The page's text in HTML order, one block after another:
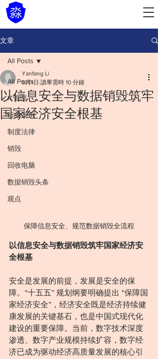
文章
All Posts
IT管理
行业案例
制度法律
销毁
回收电脑
数据销毁头条
观点
All Posts
以信息安全与数据销毁筑牢
国家经济安全根基
Yanfang Li
5月1日 讀畢需時 10 分鐘
保障信息安全、规范数据销毁全流程
以信息安全与数据销毁筑牢国家经济安
全根基
安全是发展的前提，发展是安全的保
障。“十五五” 规划纲要明确提出 “保障国
家经济安全”，经济安全既是经济持续健
康发展的关键基石，也是中国式现代化
建设的重要保障。当前，数字技术深度
渗透、数字产业规模持续扩容，数字经
济已成为驱动经济高质量发展的核心引